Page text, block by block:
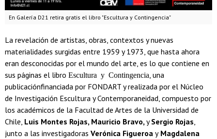
En Galería D21 retira gratis el libro "Escultura y Contingencia"
La revelación de artistas, obras, contextos y nuevas
materialidades surgidas entre 1959 y 1973, que hasta ahora
eran desconocidas por el mundo del arte, es lo que contiene en
sus páginas el libro Escultura y Contingencia , una
publicaciónfinanciada por FONDART y realizada por el Núcleo
de Investigación Escultura y Contemporaneidad, compuesto por
los académicos de la Facultad de Artes de la Universidad de
Chile, Luis Montes Rojas, Mauricio Bravo, ySergio Rojas
junto a las investigadoras Verónica Figueroa yMagdalena